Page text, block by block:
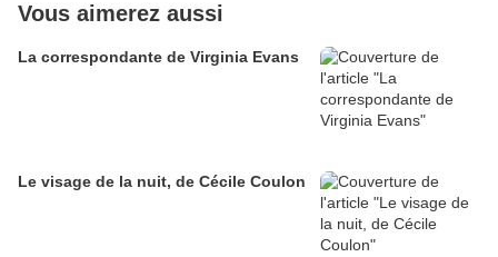
Vous aimerez aussi
La correspondante de Virginia Evans
Le visage de la nuit, de Cécile Coulon